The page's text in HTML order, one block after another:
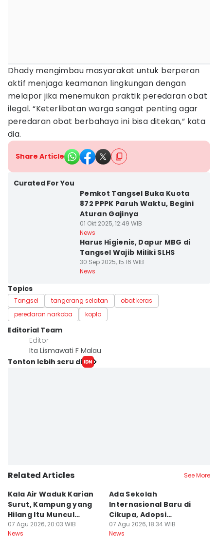
Dhady mengimbau masyarakat untuk berperan
aktif menjaga keamanan lingkungan dengan
melapor jika menemukan praktik peredaran obat
ilegal. “Keterlibatan warga sangat penting agar
peredaran obat berbahaya ini bisa ditekan,” kata
dia.
Share Article
Curated For You
Pemkot Tangsel Buka Kuota
872 PPPK Paruh Waktu, Begini
Aturan Gajinya
01 Okt 2025, 12:49 WIB
News
Harus Higienis, Dapur MBG di
Tangsel Wajib Miliki SLHS
30 Sep 2025, 15:16 WIB
News
Topics
Tangsel tangerang selatan
obat keras
peredaran narkoba
koplo
Editorial Team
Editor
Ita Lismawati F Malau
Tonton lebih seru di
Related Articles See More
Kala Air Waduk Karian
Surut, Kampung yang
Hilang Itu Muncul
Kembali
07 Agu 2026, 20:03 WIB
News
Ada Sekolah
Internasional Baru di
Cikupa, Adopsi
Kurikulum Singapura
07 Agu 2026, 18:34 WIB
News